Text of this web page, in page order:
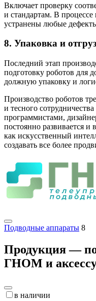
Включает проверку
и стандартам. В
устранены любые
8. Упаковка и
Последний этап
подготовку роботов для
должную упаковку и
Производство роботов
и тесного
программистами,
постоянно развивается и
как искусственный
создавать все более
Подводные аппараты 8
Продукция —
ГНОМ и
в наличии